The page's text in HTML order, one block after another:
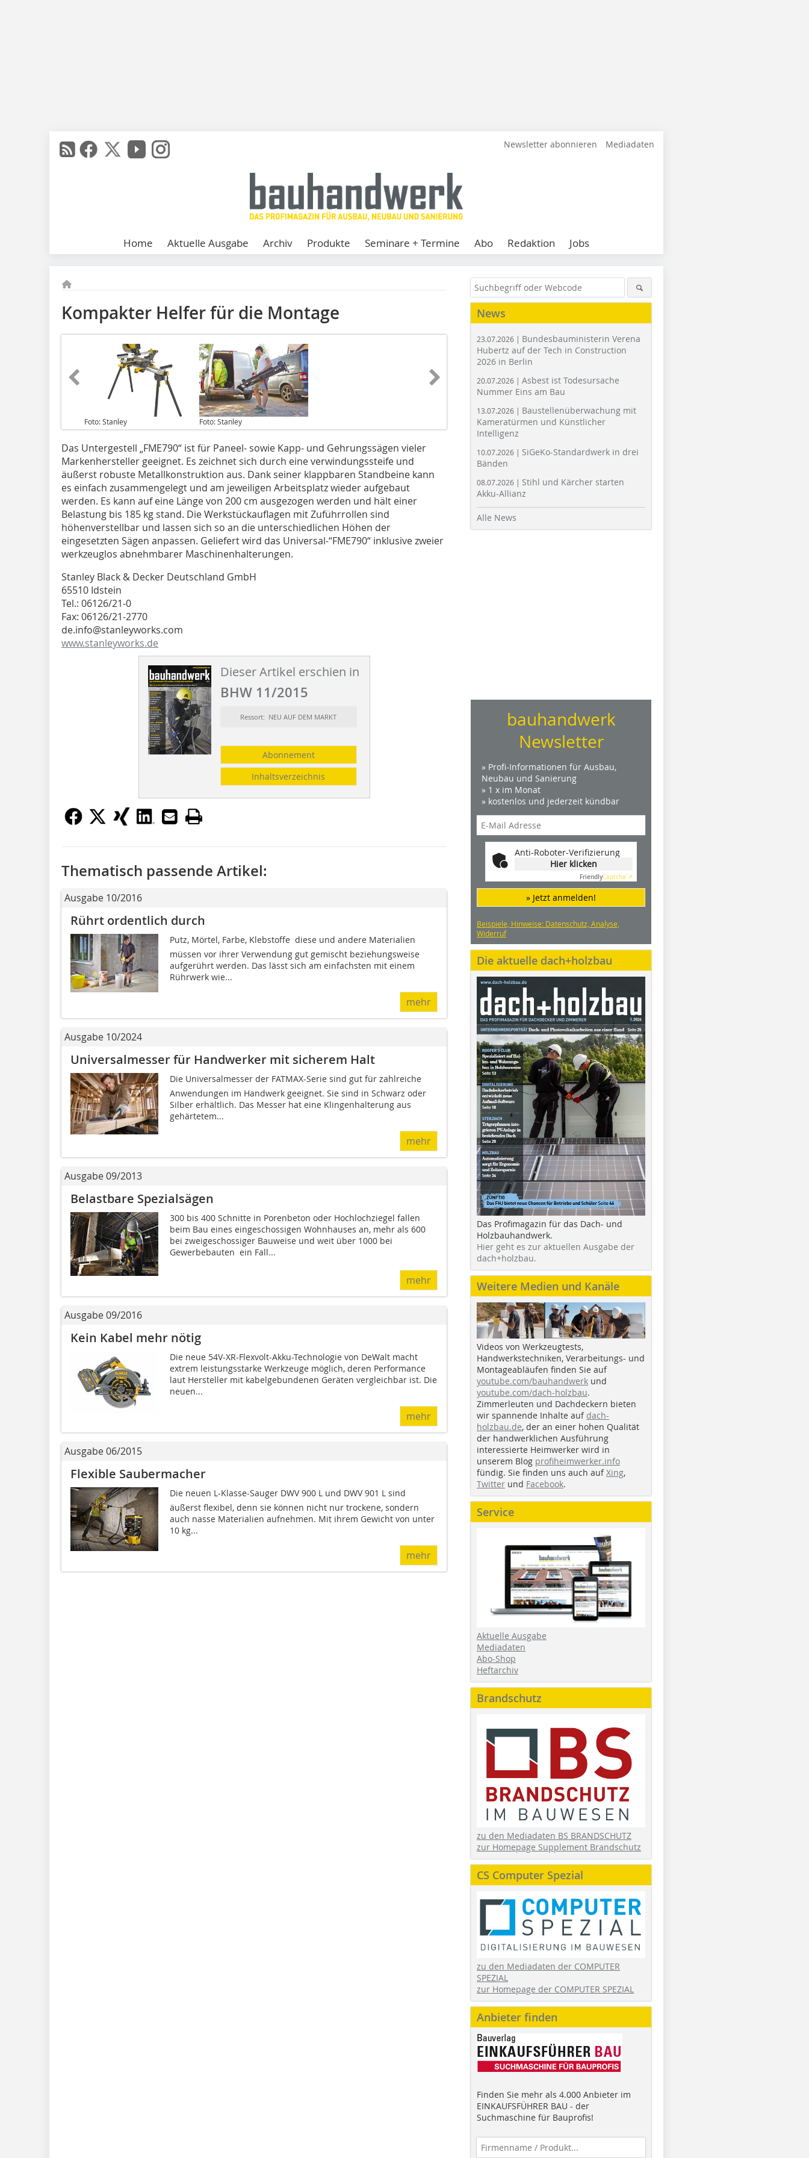
Newsletter abonnieren Mediadaten
Home Aktuelle Ausgabe Archiv Produkte Seminare + Termine Abo Redaktion Jobs
Kompakter Helfer für die Montage
Foto: Stanley Foto: Stanley
Das Untergestell „FME790“ ist für Paneel- sowie Kapp- und Gehrungssägen vieler
Markenhersteller geeignet. Es zeichnet sich durch eine verwindungssteife und
äußerst robuste Metallkonstruktion aus. Dank seiner klappbaren Standbeine kann
es einfach zusammengelegt und am jeweiligen Arbeitsplatz wieder aufgebaut
werden. Es kann auf eine Länge von 200 cm ausgezogen werden und hält einer
Belastung bis 185 kg stand. Die Werkstückauflagen mit Zuführrollen sind
höhenverstellbar und lassen sich so an die unterschiedlichen Höhen der
eingesetzten Sägen anpassen. Geliefert wird das Universal-“FME790“ inklusive zweier
werkzeuglos abnehmbarer Maschinenhalterungen.
Stanley Black & Decker Deutschland GmbH
65510 Idstein
Tel.: 06126/21-0
Fax: 06126/21-2770
de.info@stanleyworks.com
www.stanleyworks.de
Dieser Artikel erschien in
BHW 11/2015
Ressort: NEU AUF DEM MARKT
Abonnement
Inhaltsverzeichnis
Thematisch passende Artikel:
Ausgabe 10/2016
Rührt ordentlich durch
Putz, Mörtel, Farbe, Klebstoffe  diese und andere Materialien
müssen vor ihrer Verwendung gut gemischt beziehungsweise
aufgerührt werden. Das lässt sich am einfachsten mit einem
Rührwerk wie...
mehr
Ausgabe 10/2024
Universalmesser für Handwerker mit sicherem Halt
Die Universalmesser der FATMAX-Serie sind gut für zahlreiche
Anwendungen im Handwerk geeignet. Sie sind in Schwarz oder
Silber erhältlich. Das Messer hat eine Klingenhalterung aus
gehärtetem...
mehr
Ausgabe 09/2013
Belastbare Spezialsägen
300 bis 400 Schnitte in Porenbeton oder Hochlochziegel fallen
beim Bau eines eingeschossigen Wohnhauses an, mehr als 600
bei zweigeschossiger Bauweise und weit über 1000 bei
Gewerbebauten  ein Fall...
mehr
Ausgabe 09/2016
Kein Kabel mehr nötig
Die neue 54V-XR-Flexvolt-Akku-Technologie von DeWalt macht
extrem leistungsstarke Werkzeuge möglich, deren Performance
laut Hersteller mit kabelgebundenen Geräten vergleichbar ist. Die
neuen...
mehr
Ausgabe 06/2015
Flexible Saubermacher
Die neuen L-Klasse-Sauger DWV 900 L und DWV 901 L sind
äußerst flexibel, denn sie können nicht nur trockene, sondern
auch nasse Materialien aufnehmen. Mit ihrem Gewicht von unter
10 kg...
mehr
News
23.07.2026 | Bundesbauministerin Verena
Hubertz auf der Tech in Construction
2026 in Berlin
20.07.2026 | Asbest ist Todesursache
Nummer Eins am Bau
13.07.2026 | Baustellenüberwachung mit
Kameratürmen und Künstlicher
Intelligenz
10.07.2026 | SiGeKo-Standardwerk in drei
Bänden
08.07.2026 | Stihl und Kärcher starten
Akku-Allianz
Alle News
bauhandwerk
Newsletter
» Profi-Informationen für Ausbau,
Neubau und Sanierung
» 1 x im Monat
» kostenlos und jederzeit kündbar
Anti-Roboter-Verifizierung
Hier klicken
FriendlyCaptcha ⇗
» Jetzt anmelden!
Beispiele, Hinweise: Datenschutz, Analyse,
Widerruf
Die aktuelle dach+holzbau
Das Profimagazin für das Dach- und
Holzbauhandwerk.
Hier geht es zur aktuellen Ausgabe der
dach+holzbau.
Weitere Medien und Kanäle
Videos von Werkzeugtests,
Handwerkstechniken, Verarbeitungs- und
Montageabläufen finden Sie auf
youtube.com/bauhandwerk und
youtube.com/dach-holzbau.
Zimmerleuten und Dachdeckern bieten
wir spannende Inhalte auf dach-
holzbau.de, der an einer hohen Qualität
der handwerklichen Ausführung
interessierte Heimwerker wird in
unserem Blog profiheimwerker.info
fündig. Sie finden uns auch aufXing,
Twitter und Facebook.
Service
Aktuelle Ausgabe
Mediadaten
Abo-Shop
Heftarchiv
Brandschutz
zu den Mediadaten BS BRANDSCHUTZ
zur Homepage Supplement Brandschutz
CS Computer Spezial
zu den Mediadaten der COMPUTER
SPEZIAL
zur Homepage der COMPUTER SPEZIAL
Anbieter finden
Finden Sie mehr als 4.000 Anbieter im
EINKAUFSFÜHRER BAU - der
Suchmaschine für Bauprofis!